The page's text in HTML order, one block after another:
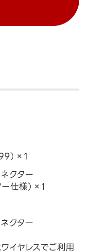
）×1
クター
仕様）×1
クター
イヤレスでご利用